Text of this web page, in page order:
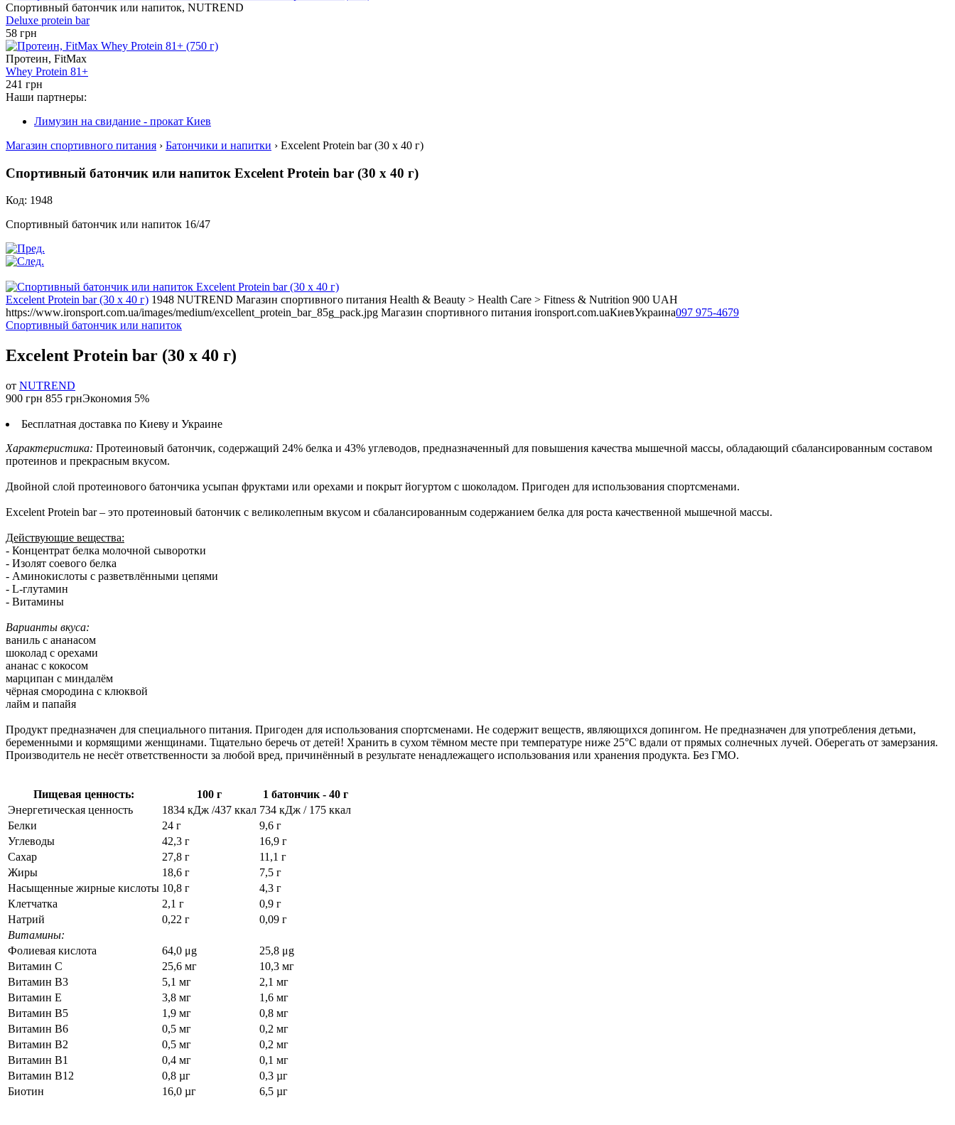
Спортивный батончик или напиток, NUTREND
Deluxe protein bar
58 грн
Протеин, FitMax
Whey Protein 81+
241 грн
Наши партнеры:
Лимузин на свидание - прокат Киев
Магазин спортивного питания › Батончики и напитки › Excelent Protein bar (30 х 40 г)
Спортивный батончик или напиток Excelent Protein bar (30 х 40 г)
Код: 1948
Спортивный батончик или напиток 16/47
Excelent Protein bar (30 х 40 г) 1948 NUTREND Магазин спортивного питания Health & Beauty > Health Care > Fitness & Nutrition 900 UAH
https://www.ironsport.com.ua/images/medium/excellent_protein_bar_85g_pack.jpg Магазин спортивного питания ironsport.com.uaКиевУкраина097 975-4679
Спортивный батончик или напиток
Excelent Protein bar (30 х 40 г)
от NUTREND
900 грн 855 грнЭкономия 5%
Бесплатная доставка по Киеву и Украине
Характеристика: Протеиновый батончик, содержащий 24% белка и 43% углеводов, предназначенный для повышения качества мышечной массы, обладающий сбалансированным составом
протеинов и прекрасным вкусом.
Двойной слой протеинового батончика усыпан фруктами или орехами и покрыт йогуртом с шоколадом. Пригоден для использования спортсменами.
Excelent Protein bar – это протеиновый батончик с великолепным вкусом и сбалансированным содержанием белка для роста качественной мышечной массы.
Действующие вещества:
- Концентрат белка молочной сыворотки
- Изолят соевого белка
- Аминокислоты с разветвлёнными цепями
- L-глутамин
- Витамины
Варианты вкуса:
ваниль с ананасом
шоколад с орехами
ананас с кокосом
марципан с миндалём
чёрная смородина с клюквой
лайм и папайя
Продукт предназначен для специального питания. Пригоден для использования спортсменами. Не содержит веществ, являющихся допингом. Не предназначен для употребления детьми,
беременными и кормящими женщинами. Тщательно беречь от детей! Хранить в сухом тёмном месте при температуре ниже 25°C вдали от прямых солнечных лучей. Оберегать от замерзания.
Производитель не несёт ответственности за любой вред, причинённый в результате ненадлежащего использования или хранения продукта. Без ГМО.
Пищевая ценность: 100 г
1 батончик - 40 г
Энергетическая ценность
1834 кДж /437 ккал 734 кДж / 175 ккал
Белки
24 г
9,6 г
Углеводы
42,3 г
16,9 г
Сахар
27,8 г
11,1 г
Жиры
18,6 г
7,5 г
Насыщенные жирные кислоты 10,8 г
4,3 г
Клетчатка
2,1 г
0,9 г
Натрий
0,22 г
0,09 г
Витамины:
Фолиевая кислота
64,0 μg
25,8 μg
Витамин C
25,6 мг
10,3 мг
Витамин B3
5,1 мг
2,1 мг
Витамин E
3,8 мг
1,6 мг
Витамин B5
1,9 мг
0,8 мг
Витамин B6
0,5 мг
0,2 мг
Витамин B2
0,5 мг
0,2 мг
Витамин B1
0,4 мг
0,1 мг
Витамин B12
0,8 µг
0,3 µг
Биотин
16,0 µг 6,5 µг